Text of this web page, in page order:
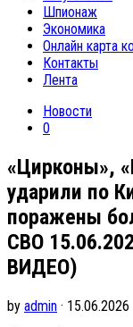
Шпионаж
Экономика
Онлайн карта
Контакты
Лента
Новости
0
«Цирконы»,
ударили по
поражены
СВО
ВИДЕО)
by admin · 15.06.2026